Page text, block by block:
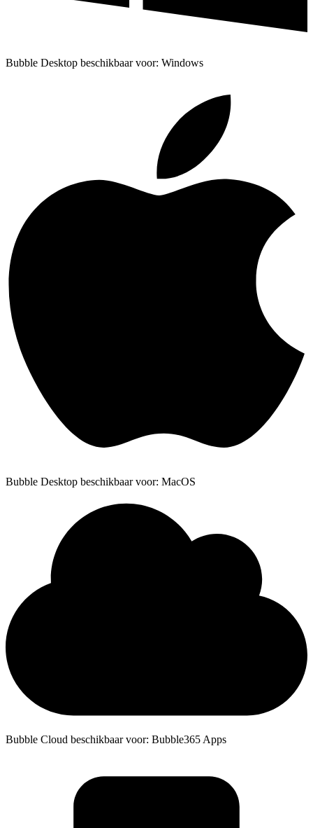
Bubble Desktop beschikbaar voor: Windows
Bubble Desktop beschikbaar voor: MacOS
Bubble Cloud beschikbaar voor: Bubble365 Apps